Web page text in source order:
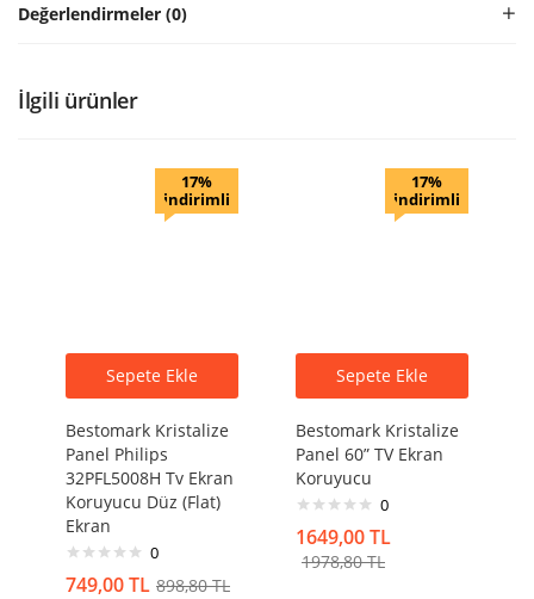
Değerlendirmeler (0)
İlgili ürünler
17%
indirimli
Sepete Ekle
Bestomark Kristalize
Panel Philips
32PFL5008H Tv Ekran
Koruyucu Düz (Flat)
Ekran
0
749,00TL 898,80TL
17%
indirimli
Sepete Ekle
Bestomark Kristalize
Panel 60” TV Ekran
Koruyucu
0
1649,00TL
1978,80TL